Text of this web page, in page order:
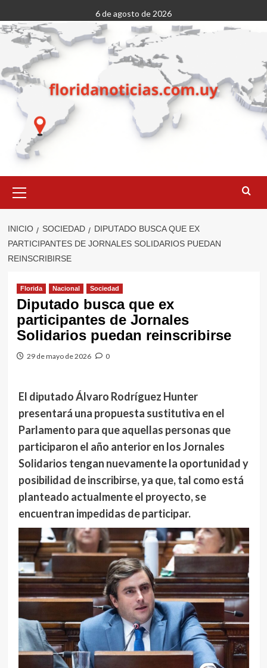
al
contenido
6 de agosto de 2026
primario
INICIO SOCIEDAD
DIPUTADO BUSCA QUE EX
PARTICIPANTES DE JORNALES SOLIDARIOS PUEDAN
REINSCRIBIRSE
Florida Nacional Sociedad
Diputado busca que ex
participantes de Jornales
Solidarios puedan reinscribirse
29 de mayo de 2026 0
El diputado Álvaro Rodríguez Hunter
presentará una propuesta sustitutiva en el
Parlamento para que aquellas personas que
participaron el año anterior en los Jornales
Solidarios tengan nuevamente la oportunidad y
posibilidad de inscribirse, ya que, tal como está
planteado actualmente el proyecto, se
encuentran impedidas de participar.